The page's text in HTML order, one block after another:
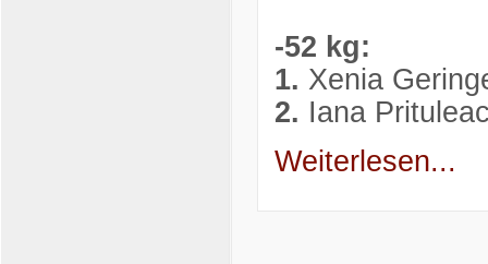
-52 kg:
1. Xenia
2. Iana
Weiterlesen...